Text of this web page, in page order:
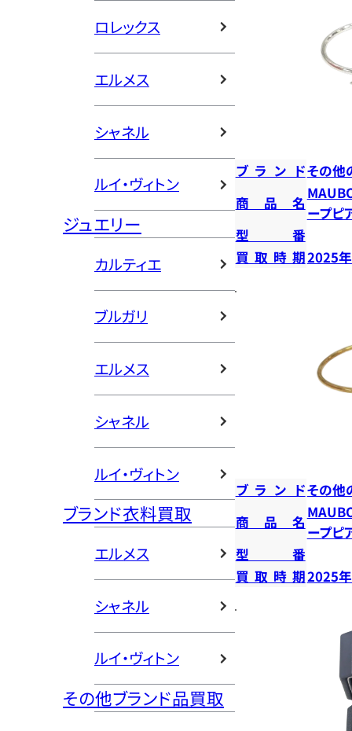
ロレックス
エルメス
シャネル
ルイ・ヴィトン
ジュエリー
カルティエ
ブルガリ
エルメス
シャネル
ルイ・ヴィトン
ブランド衣料買取
エルメス
シャネル
ルイ・ヴィトン
その他ブランド品買取
ブランドその他
商品名
ープピ
型番
買取時期2025
ブランドその他
商品名
ープピ
型番
買取時期2025